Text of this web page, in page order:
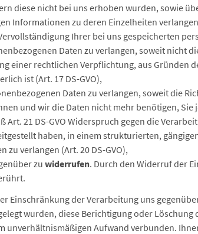
diese nicht bei uns erhoben wurden, sowie
Informationen zu deren Einzelheiten
Ihrer bei uns gespeicherten
Daten zu verlangen, soweit nicht
einer rechtlichen Verpflichtung, aus Gründen
ist (Art. 17 DS-GVO),
Daten zu verlangen, soweit die
und wir die Daten nicht mehr benötigen,
21 DS-GVO Widerspruch gegen die
haben, in einem strukturierten,
zu verlangen (Art. 20 DS-GVO),
zuwiderrufen. Durch den Widerruf der
Einschränkung der Verarbeitung uns
wurden, diese Berichtigung oder
unverhältnismäßigen Aufwand verbunden.